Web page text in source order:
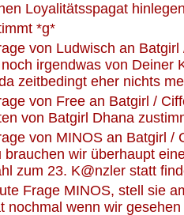
Loyalitätsspagat
*g*
von Ludwisch an
irgendwas von Deiner
zeitbedingt eher nichts
von Free an Batgirl /
von Batgirl Dhana
von MINOS an Batgirl /
brauchen wir überhaupt
zum 23. K@nzler statt
Frage MINOS, stell sie
nochmal wenn wir